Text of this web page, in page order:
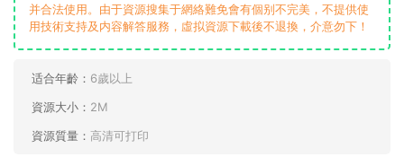
并合法使用。由于資源搜集于網絡難免會有個别不完美，不提供使
用技術支持及内容解答服務，虛拟資源下載後不退換，介意勿下！
适合年齡： 6歲以上
資源大小： 2M
資源質量： 高清可打印